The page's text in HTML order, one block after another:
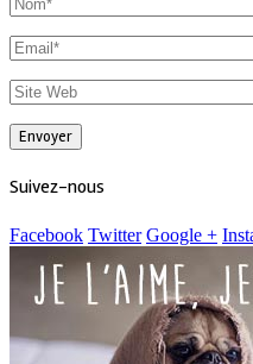
Suivez-nous
Facebook Twitter Google +